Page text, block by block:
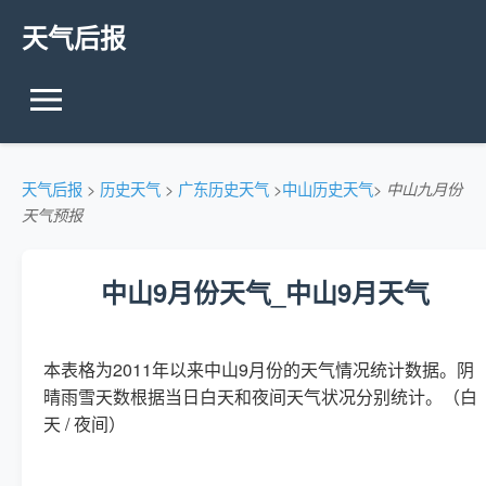
天气后报
天气后报 > 历史天气 > 广东历史天气 >中山历史天气> 中山九月份
天气预报
中山9月份天气_中山9月天气
本表格为2011年以来中山9月份的天气情况统计数据。阴
晴雨雪天数根据当日白天和夜间天气状况分别统计。（白
天 / 夜间）